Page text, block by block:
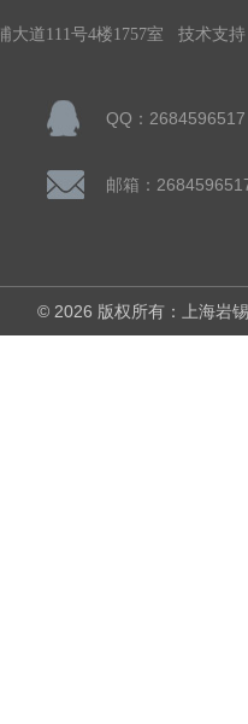
大道111号4楼1757室 技术支
QQ：2684596517
邮箱：
© 2026 版权所有：上海岩